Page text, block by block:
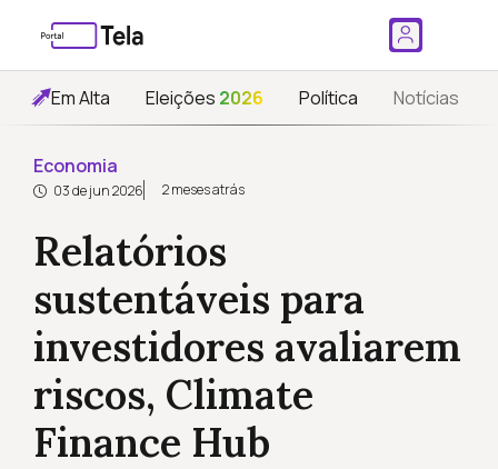
Em Alta Eleições 2026 Política Notícias
Economia
03 de jun 2026 2 meses atrás
Relatórios
sustentáveis para
investidores avaliarem
riscos, Climate
Finance Hub